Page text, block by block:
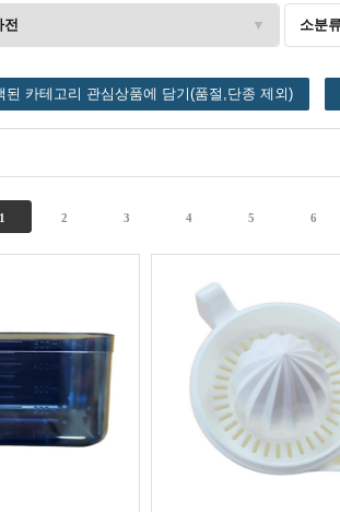
전 소분
된 카테고리 관심상품에 담기(품절,단종 제외)
1 2 3 4 5 6